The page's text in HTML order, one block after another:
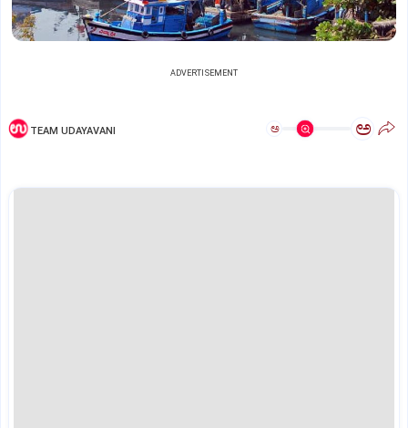
ADVERTISEMENT
TEAM UDAYAVANI ಅ ಅ